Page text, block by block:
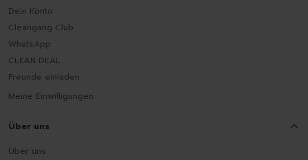
Dein Konto
Cleangang Club
WhatsApp
CLEAN DEAL
Freunde einladen
Meine Einwilligungen
Über uns
Über uns